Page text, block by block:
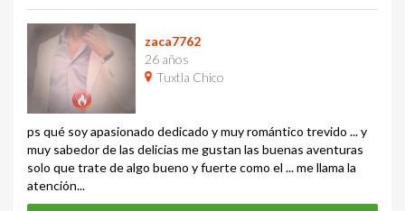
zaca7762
26 años
Tuxtla Chico
ps qué soy apasionado dedicado y muy romántico trevido ... y
muy sabedor de las delicias me gustan las buenas aventuras
solo que trate de algo bueno y fuerte como el ... me llama la
atención...